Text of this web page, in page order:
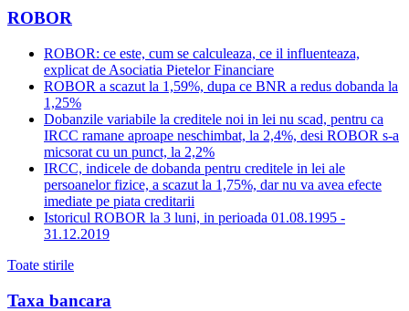
ROBOR
ROBOR: ce este, cum se calculeaza, ce il influenteaza,
explicat de Asociatia Pietelor Financiare
ROBOR a scazut la 1,59%, dupa ce BNR a redus dobanda la
1,25%
Dobanzile variabile la creditele noi in lei nu scad, pentru ca
IRCC ramane aproape neschimbat, la 2,4%, desi ROBOR s-a
micsorat cu un punct, la 2,2%
IRCC, indicele de dobanda pentru creditele in lei ale
persoanelor fizice, a scazut la 1,75%, dar nu va avea efecte
imediate pe piata creditarii
Istoricul ROBOR la 3 luni, in perioada 01.08.1995 -
31.12.2019
Toate stirile
Taxa bancara